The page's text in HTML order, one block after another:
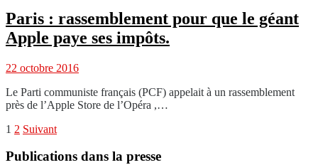
Paris : rassemblement pour que le géant
Apple paye ses impôts.
22 octobre 2016
Le Parti communiste français (PCF) appelait à un rassemblement
près de l’Apple Store de l’Opéra ,…
Pagination
des
1 2 Suivant
Publications dans la presse